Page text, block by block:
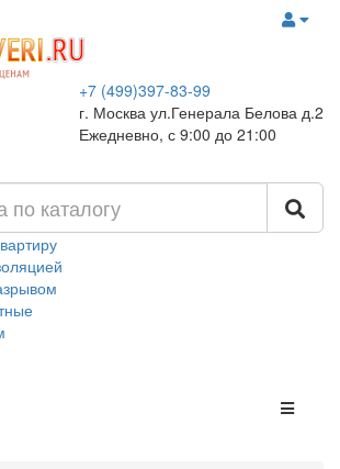
+7 (499)397-83-99
г. Москва ул.Генерала Белова д.2
Ежедневно, с 9:00 до 21:00